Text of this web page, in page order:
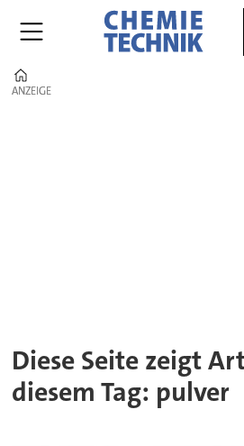
ANZEIGE
ANZEIGE
Diese Seite zeigt
diesem Tag: pulver